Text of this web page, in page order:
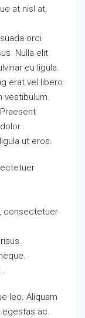
at nisl at,
orci
Nulla elit
eu ligula.
erat vel libero
vestibulum.
ut eros.
consectetuer
leo. Aliquam
egestas ac.